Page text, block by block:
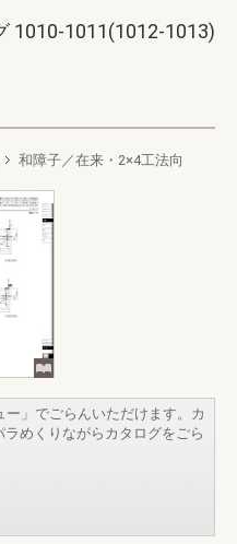
1010-1011(1012-1013)
和障子／在来・2×4工法向
」でごらんいただけます。カ
めくりながらカタログをごら